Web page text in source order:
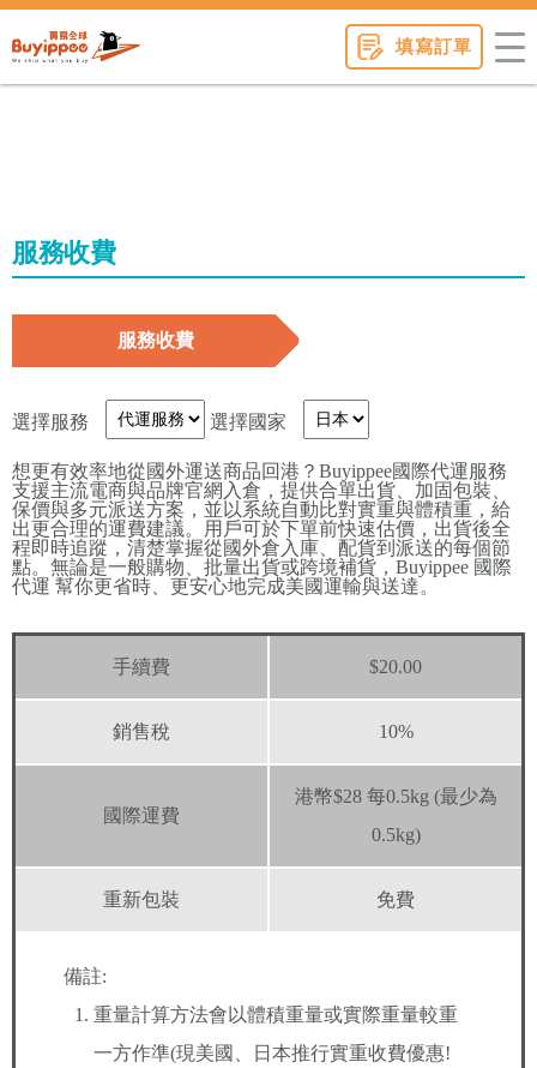
填寫訂單
服務收費
服務收費
選擇服務 選擇國家
想更有效率地從國外運送商品回港？Buyippee國際代運服務
支援主流電商與品牌官網入倉，提供合單出貨、加固包裝、
保價與多元派送方案，並以系統自動比對實重與體積重，給
出更合理的運費建議。用戶可於下單前快速估價，出貨後全
程即時追蹤，清楚掌握從國外倉入庫、配貨到派送的每個節
點。無論是一般購物、批量出貨或跨境補貨，Buyippee 國際
代運 幫你更省時、更安心地完成美國運輸與送達。
手續費 $20.00
銷售稅 10%
國際運費
港幣$28 每0.5kg (最少為
0.5kg)
重新包裝 免費
備註:
重量計算方法會以體積重量或實際重量較重
一方作準(現美國、日本推行實重收費優惠!